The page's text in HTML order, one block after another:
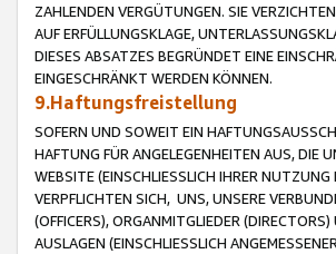
ZAHLENDEN VERGÜTUNGEN. SIE
AUF ERFÜLLUNGSKLAGE,
DIESES ABSATZES BEGRÜNDET EINE
EINGESCHRÄNKT WERDEN KÖNNEN.
9.Haftungsfreistellung
SOFERN UND SOWEIT EIN
HAFTUNG FÜR ANGELEGENHEITEN AUS, DIE
WEBSITE (EINSCHLIESSLICH IHRER
VERPFLICHTEN SICH, UNS, UNSERE
(OFFICERS), ORGANMITGLIEDER
AUSLAGEN (EINSCHLIESSLICH